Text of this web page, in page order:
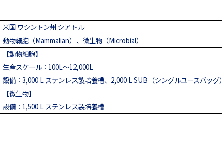
米国 ワシントン州 シアトル
動物細胞（Mammalian）、微生物（Microbial）
【動物細胞】
生産スケール：100L～12,000L
設備：3,000 L ステンレス製培養槽、2,000 L SUB（シングルユースバッグ）
【微生物】
設備：1,500 L ステンレス製培養槽